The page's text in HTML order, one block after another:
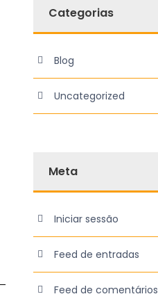
Categorias
Blog
Uncategorized
Meta
Iniciar sessão
Feed de entradas
Feed de comentários